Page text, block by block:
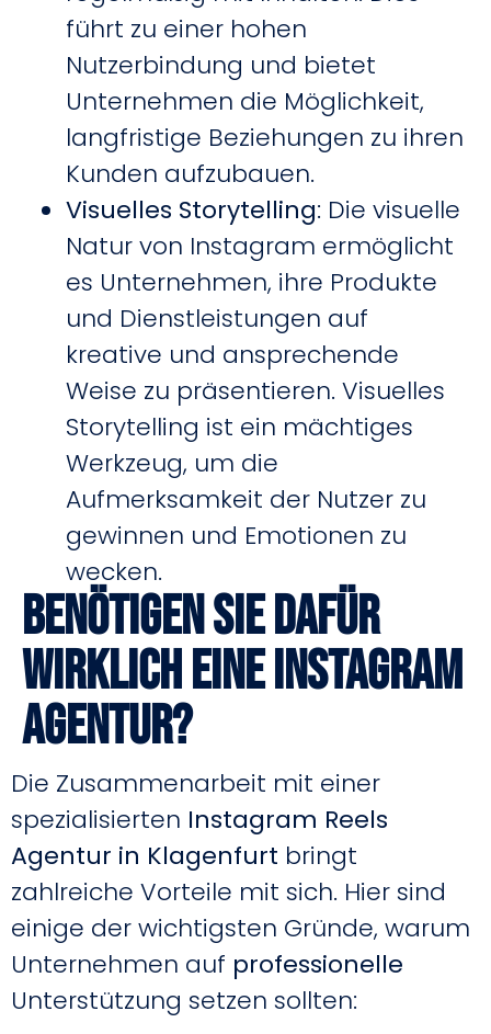
führt zu einer hohen
Nutzerbindung und bietet
Unternehmen die Möglichkeit,
langfristige Beziehungen zu ihren
Kunden aufzubauen.
Visuelles Storytelling: Die visuelle
Natur von Instagram ermöglicht
es Unternehmen, ihre Produkte
und Dienstleistungen auf
kreative und ansprechende
Weise zu präsentieren. Visuelles
Storytelling ist ein mächtiges
Werkzeug, um die
Aufmerksamkeit der Nutzer zu
gewinnen und Emotionen zu
wecken.
Benötigen Sie dafür
wirklich eine Instagram
Agentur?
Die Zusammenarbeit mit einer
spezialisierten Instagram Reels
Agentur in Klagenfurt bringt
zahlreiche Vorteile mit sich. Hier sind
einige der wichtigsten Gründe, warum
Unternehmen auf professionelle
Unterstützung setzen sollten: